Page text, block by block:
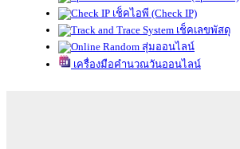
เช็คไอพี (Check IP)
เช็คเลขพัสดุ
สุ่มออนไลน์
เครื่องมือคำนวณวันออนไลน์